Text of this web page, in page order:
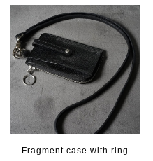
Fragment case with ring